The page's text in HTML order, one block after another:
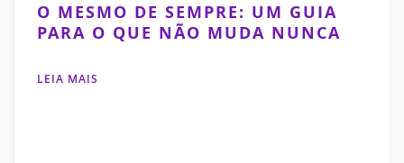
O MESMO DE SEMPRE: UM GUIA
PARA O QUE NÃO MUDA NUNCA
LEIA MAIS